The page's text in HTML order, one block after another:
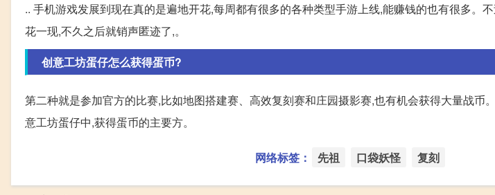
.. 手机游戏发展到现在真的是遍地开花,每周都有很多的各种类型手游上线,能赚钱的也有很多。
花一现,不久之后就销声匿迹了,。
创意工坊蛋仔怎么获得蛋币?
第二种就是参加官方的比赛,比如地图搭建赛、高效复刻赛和庄园摄影赛,也有机会获得大量战币
意工坊蛋仔中,获得蛋币的主要方。
网络标签： 先祖 口袋妖怪 复刻